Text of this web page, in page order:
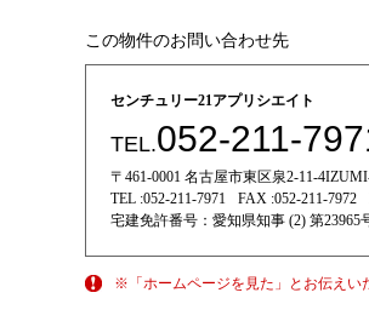
この物件のお問い合わせ先
センチュリー21アプリシエイト
TEL.052-211-
〒461-0001 名古屋市東区泉2-11-
TEL :052-211-7971 FAX :052-211-7972
宅建免許番号： 愛知県知事 (2) 第23965
※「ホームページを見た」とお伝えい